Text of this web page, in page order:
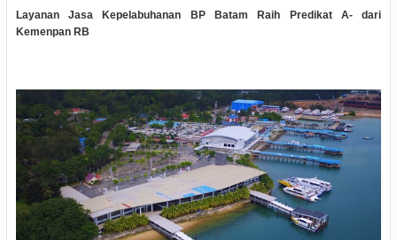
Layanan Jasa Kepelabuhanan BP Batam Raih Predikat A- dari
Kemenpan RB